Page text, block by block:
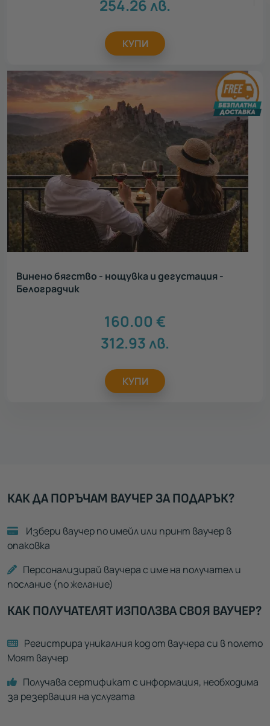
254.26лв.
КУПИ
Винено бягство - нощувка и дегустация -
Белоградчик
160.00 €
312.93лв.
КУПИ
КАК ДА ПОРЪЧАМ ВАУЧЕР ЗА ПОДАРЪК?
Избери ваучер по имейл или принт ваучер в
опаковка
Персонализирай ваучера с име на получател и
послание (по желание)
КАК ПОЛУЧАТЕЛЯТ ИЗПОЛЗВА СВОЯ ВАУЧЕР?
Регистрира уникалния код от ваучера си в полето
Моят ваучер
Получава сертификат с информация, необходима
за резервация на услугата